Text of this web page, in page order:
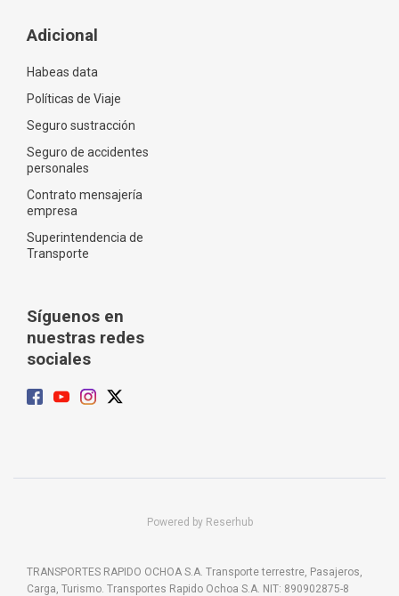
Adicional
Habeas data
Políticas de Viaje
Seguro sustracción
Seguro de accidentes
personales
Contrato mensajería
empresa
Superintendencia de
Transporte
Síguenos en
nuestras redes
sociales
Powered by Reserhub
TRANSPORTES RAPIDO OCHOA S.A. Transporte terrestre, Pasajeros,
Carga, Turismo. Transportes Rapido Ochoa S.A. NIT: 890902875-8